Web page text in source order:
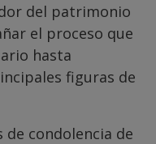
del patrimonio
el proceso que
hasta
figuras de
de condolencia de